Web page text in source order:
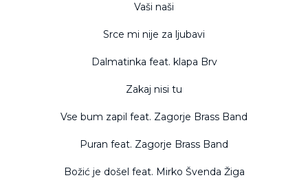
Vaši naši
Srce mi nije za ljubavi
Dalmatinka feat. klapa Brv
Zakaj nisi tu
Vse bum zapil feat. Zagorje Brass Band
Puran feat. Zagorje Brass Band
Božić je došel feat. Mirko Švenda Žiga